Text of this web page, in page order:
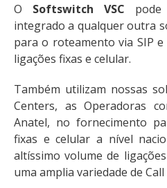
O Softswitch VSC pode
integrado a qualquer outra
para o roteamento via SIP
ligações fixas e celular.
Também utilizam nossas
Centers, as Operadoras
Anatel, no fornecimento
fixas e celular a nível
altíssimo volume de
uma amplia variedade de